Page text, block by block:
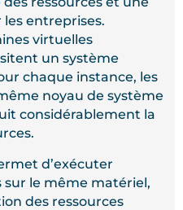
entreprises.
virtuelles
un système
chaque instance, les
noyau de système
considérablement la
d’exécuter
le même matériel,
des ressources